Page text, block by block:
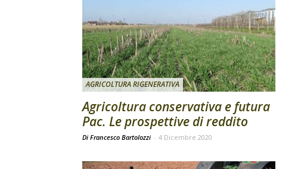
AGRICOLTURA RIGENERATIVA
Agricoltura conservativa e futura
Pac. Le prospettive di reddito
Di Francesco Bartolozzi - 4 Dicembre 2020